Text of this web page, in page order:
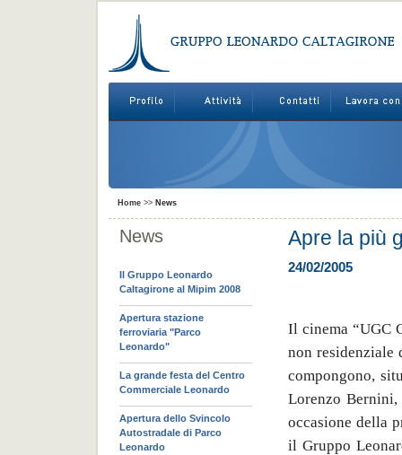
Home>> News
News
Il Gruppo Leonardo
Caltagirone al Mipim 2008
Apertura stazione
ferroviaria "Parco
Leonardo"
La grande festa del Centro
Commerciale Leonardo
Apertura dello Svincolo
Autostradale di Parco
Leonardo
Apre la più
24/02/2005
Il cinema “UGC
non residenziale
compongono,
Lorenzo
occasione della
il Gruppo